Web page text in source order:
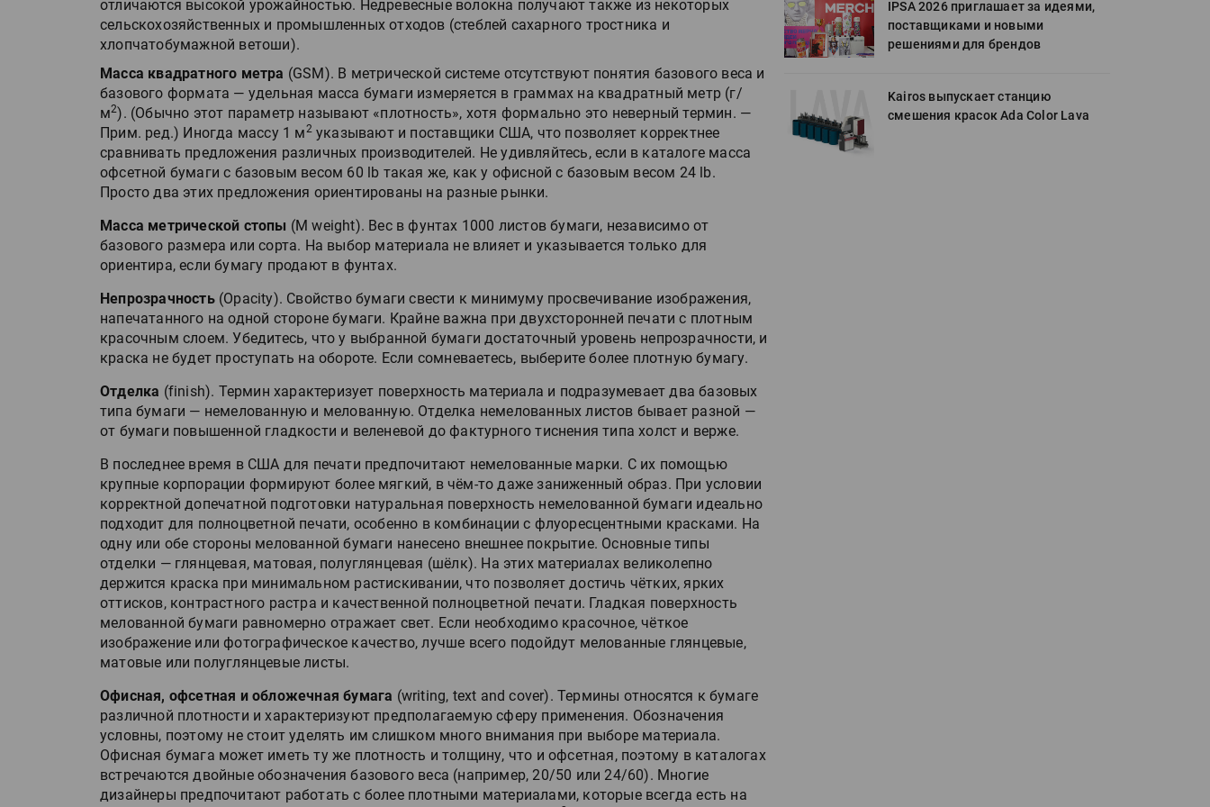
отличаются высокой урожайностью. Недревесные волокна получают также из некоторых
сельскохозяйственных и промышленных отходов (стеблей сахарного тростника и
хлопчатобумажной ветоши).
Масса квадратного метра (GSM). В метрической системе отсутствуют понятия базового веса и
базового формата — удельная масса бумаги измеряется в граммах на квадратный метр (г/
м2). (Обычно этот параметр называют «плотность», хотя формально это неверный термин. —
Прим. ред.) Иногда массу 1 м2указывают и поставщики США, что позволяет корректнее
сравнивать предложения различных производителей. Не удивляйтесь, если в каталоге масса
офсетной бумаги с базовым весом 60 lb такая же, как у офисной с базовым весом 24 lb.
Просто два этих предложения ориентированы на разные рынки.
Масса метрической стопы (M weight). Вес в фунтах 1000 листов бумаги, независимо от
базового размера или сорта. На выбор материала не влияет и указывается только для
ориентира, если бумагу продают в фунтах.
Непрозрачность(Opacity). Свойство бумаги свести к минимуму просвечивание изображения,
напечатанного на одной стороне бумаги. Крайне важна при двухсторонней печати с плотным
красочным слоем. Убедитесь, что у выбранной бумаги достаточный уровень непрозрачности, и
краска не будет проступать на обороте. Если сомневаетесь, выберите более плотную бумагу.
Отделка (finish). Термин характеризует поверхность материала и подразумевает два базовых
типа бумаги — немелованную и мелованную. Отделка немелованных листов бывает разной —
от бумаги повышенной гладкости и веленевой до фактурного тиснения типа холст и верже.
В последнее время в США для печати предпочитают немелованные марки. С их помощью
крупные корпорации формируют более мягкий, в чём-то даже заниженный образ. При условии
корректной допечатной подготовки натуральная поверхность немелованной бумаги идеально
подходит для полноцветной печати, особенно в комбинации с флуоресцентными красками. На
одну или обе стороны мелованной бумаги нанесено внешнее покрытие. Основные типы
отделки — глянцевая, матовая, полуглянцевая (шёлк). На этих материалах великолепно
держится краска при минимальном растискивании, что позволяет достичь чётких, ярких
оттисков, контрастного растра и качественной полноцветной печати. Гладкая поверхность
мелованной бумаги равномерно отражает свет. Если необходимо красочное, чёткое
изображение или фотографическое качество, лучше всего подойдут мелованные глянцевые,
матовые или полуглянцевые листы.
Офисная, офсетная и обложечная бумага (writing, text and cover). Термины относятся к бумаге
различной плотности и характеризуют предполагаемую сферу применения. Обозначения
условны, поэтому не стоит уделять им слишком много внимания при выборе материала.
Офисная бумага может иметь ту же плотность и толщину, что и офсетная, поэтому в каталогах
встречаются двойные обозначения базового веса (например, 20/50 или 24/60). Многие
дизайнеры предпочитают работать с более плотными материалами, которые всегда есть на
IPSA 2026 приглашает за идеями,
поставщиками и новыми
решениями для брендов
Kairos выпускает станцию
смешения красок Ada Color Lava
IPSA 2026 приглашает за идеями,
поставщиками и новыми
Kairos выпускает станцию
смешения красок Ada Color Lava
IPSA 2026 приглашает за идеями,
поставщиками и новыми
решениями для брендов
Kairos выпускает станцию
смешения красок Ada Color Lava